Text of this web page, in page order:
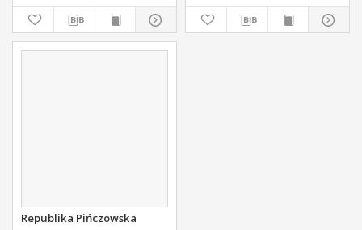
Swoiey Roku Panskiego
1775 [...] Wydany.
Republika Pińczowska